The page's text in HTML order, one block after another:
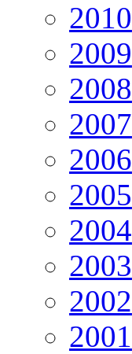
2010
2009
2008
2007
2006
2005
2004
2003
2002
2001